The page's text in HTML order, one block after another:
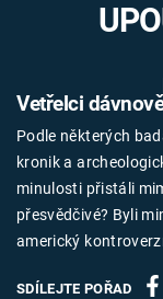
Témata
Témata
Pořady
Podle některých
kronik a
minulosti přistáli
přesvědčivé? Byli
americký
SDÍLEJTE POŘAD
Vetřelci